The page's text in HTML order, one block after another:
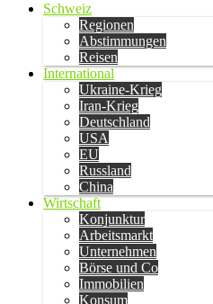
Schweiz
Regionen
Abstimmungen
Reisen
International
Ukraine-Krieg
Iran-Krieg
Deutschland
USA
EU
Russland
China
Wirtschaft
Konjunktur
Arbeitsmarkt
Unternehmen
Börse und Co
Immobilien
Konsum